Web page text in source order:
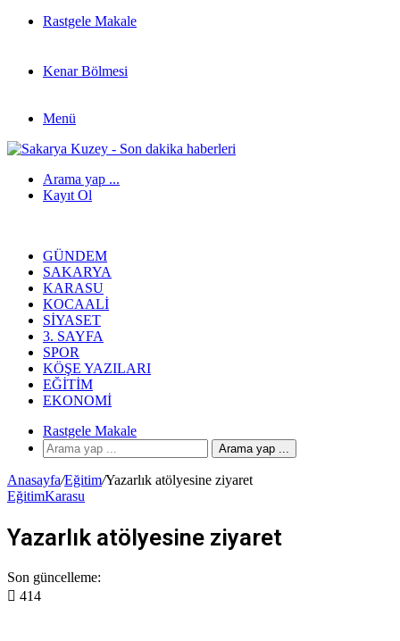
Rastgele Makale
Kenar Bölmesi
Menü
Arama yap ...
Kayıt Ol
GÜNDEM
SAKARYA
KARASU
KOCAALI
SIYASET
3. SAYFA
SPOR
KÖŞE YAZILARI
EĞITIM
EKONOMI
Rastgele Makale
Arama yap ...
Anasayfa/Eğitim/Yazarlık atölyesine ziyaret
EğitimKarasu
Yazarlık atölyesine ziyaret
Son güncelleme:
414